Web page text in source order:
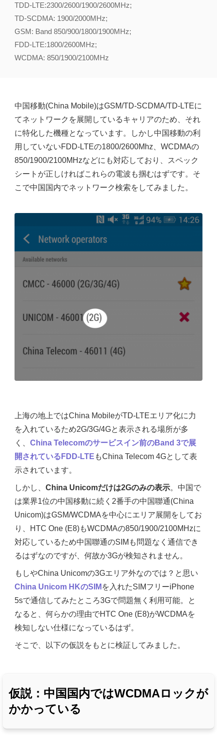
TDD-LTE:2300/2600/1900/2600MHz;
TD-SCDMA: 1900/2000MHz;
GSM: Band 850/900/1800/1900MHz;
FDD-LTE:1800/2600MHz;
WCDMA: 850/1900/2100MHz
中国移動(China Mobile)はGSM/TD-SCDMA/TD-LTEに
てネットワークを展開しているキャリアのため、それ
に特化した機種となっています。しかし中国移動の利
用していないFDD-LTEの1800/2600Mhz、WCDMAの
850/1900/2100MHzなどにも対応しており、スペック
シートが正しければこれらの電波も掴むはずです。そ
こで中国国内でネットワーク検索をしてみました。
上海の地上ではChina MobileがTD-LTEエリア化に力
を入れているため2G/3G/4Gと表示される場所が多
く、 China Telecomのサービスイン前のBand 3で展
開されているFDD-LTE もChina Telecom 4Gとして表
示されています。
しかし、 China Unicomだけは2Gのみの表示。中国で
は業界1位の中国移動に続く2番手の中国聯通(China
Unicom)はGSM/WCDMAを中心にエリア展開をしてお
り、HTC One (E8)もWCDMAの850/1900/2100MHzに
対応しているため中国聯通のSIMも問題なく通信でき
るはずなのですが、何故か3Gが検知されません。
もしやChina Unicomの3Gエリア外なのでは？と思い
China Unicom HKのSIM を入れたSIMフリーiPhone
5sで通信してみたところ3Gで問題無く利用可能。と
なると、何らかの理由でHTC One (E8)がWCDMAを
検知しない仕様になっているはず。
そこで、以下の仮説をもとに検証してみました。
仮説：中国国内ではWCDMAロックが
かかっている